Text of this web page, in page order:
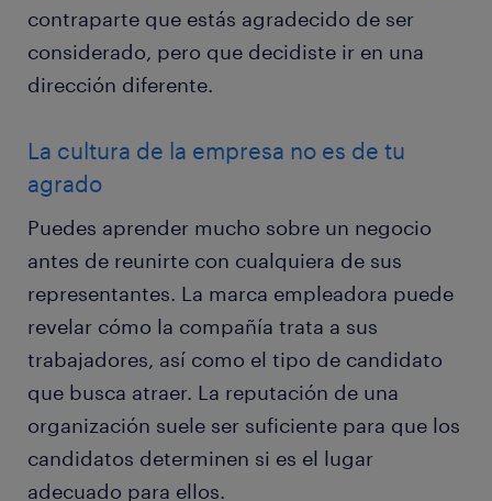
contraparte que estás agradecido de ser
considerado, pero que decidiste ir en una
dirección diferente.
La cultura de la empresa no es de tu
agrado
Puedes aprender mucho sobre un negocio
antes de reunirte con cualquiera de sus
representantes. La marca empleadora puede
revelar cómo la compañía trata a sus
trabajadores, así como el tipo de candidato
que busca atraer. La reputación de una
organización suele ser suficiente para que los
candidatos determinen si es el lugar
adecuado para ellos.